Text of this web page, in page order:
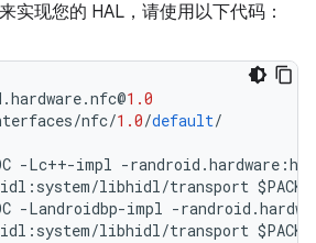
实现您的 HAL，请使用以下代码：
.hardware.nfc@1.0
/nfc/1.0/default/
-Lc++-impl -randroid .hardware :
: system/libhidl/transport
-Landroidbp-impl -randroid .
: system/libhidl/transport